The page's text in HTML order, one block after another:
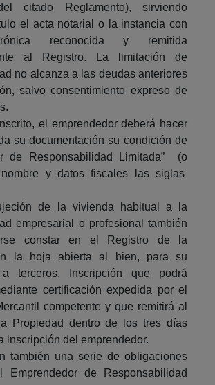
citado Reglamento), sirviendo
el acta notarial o la instancia con
reconocida y remitida
al Registro. La limitación de
no alcanza a las deudas anteriores
salvo consentimiento expreso de
el emprendedor deberá hacer
su documentación su condición de
de Responsabilidad Limitada” (o
y datos fiscales las siglas
de la vivienda habitual a la
empresarial o profesional también
constar en el Registro de la
la hoja abierta al bien, para su
a terceros. Inscripción que podrá
certificación expedida por el
competente y que remitirá al
Propiedad dentro de los tres días
inscripción del emprendedor.
también una serie de obligaciones
Emprendedor de Responsabilidad